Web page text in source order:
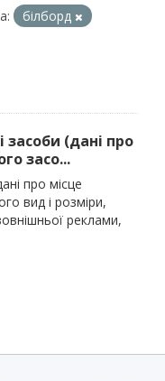
білборд
засоби (дані про
засо...
про місце
вид і розміри,
реклами,